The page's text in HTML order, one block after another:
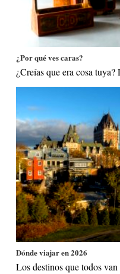
¿Por qué ves caras?
¿Creías que era cosa
Dónde viajar en 2026
Los destinos que todos